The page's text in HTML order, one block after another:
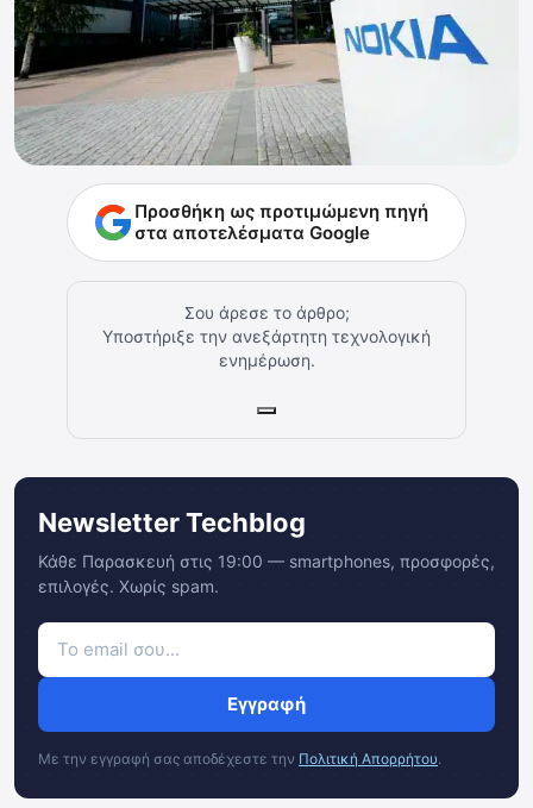
Προσθήκη ως προτιμώμενη πηγή
στα αποτελέσματα Google
Σου άρεσε το άρθρο;
Υποστήριξε την ανεξάρτητη τεχνολογική
ενημέρωση.
Newsletter Techblog
Κάθε Παρασκευή στις 19:00 — smartphones, προσφορές,
επιλογές. Χωρίς spam.
Εγγραφή
Με την εγγραφή σας αποδέχεστε την Πολιτική Απορρήτου.